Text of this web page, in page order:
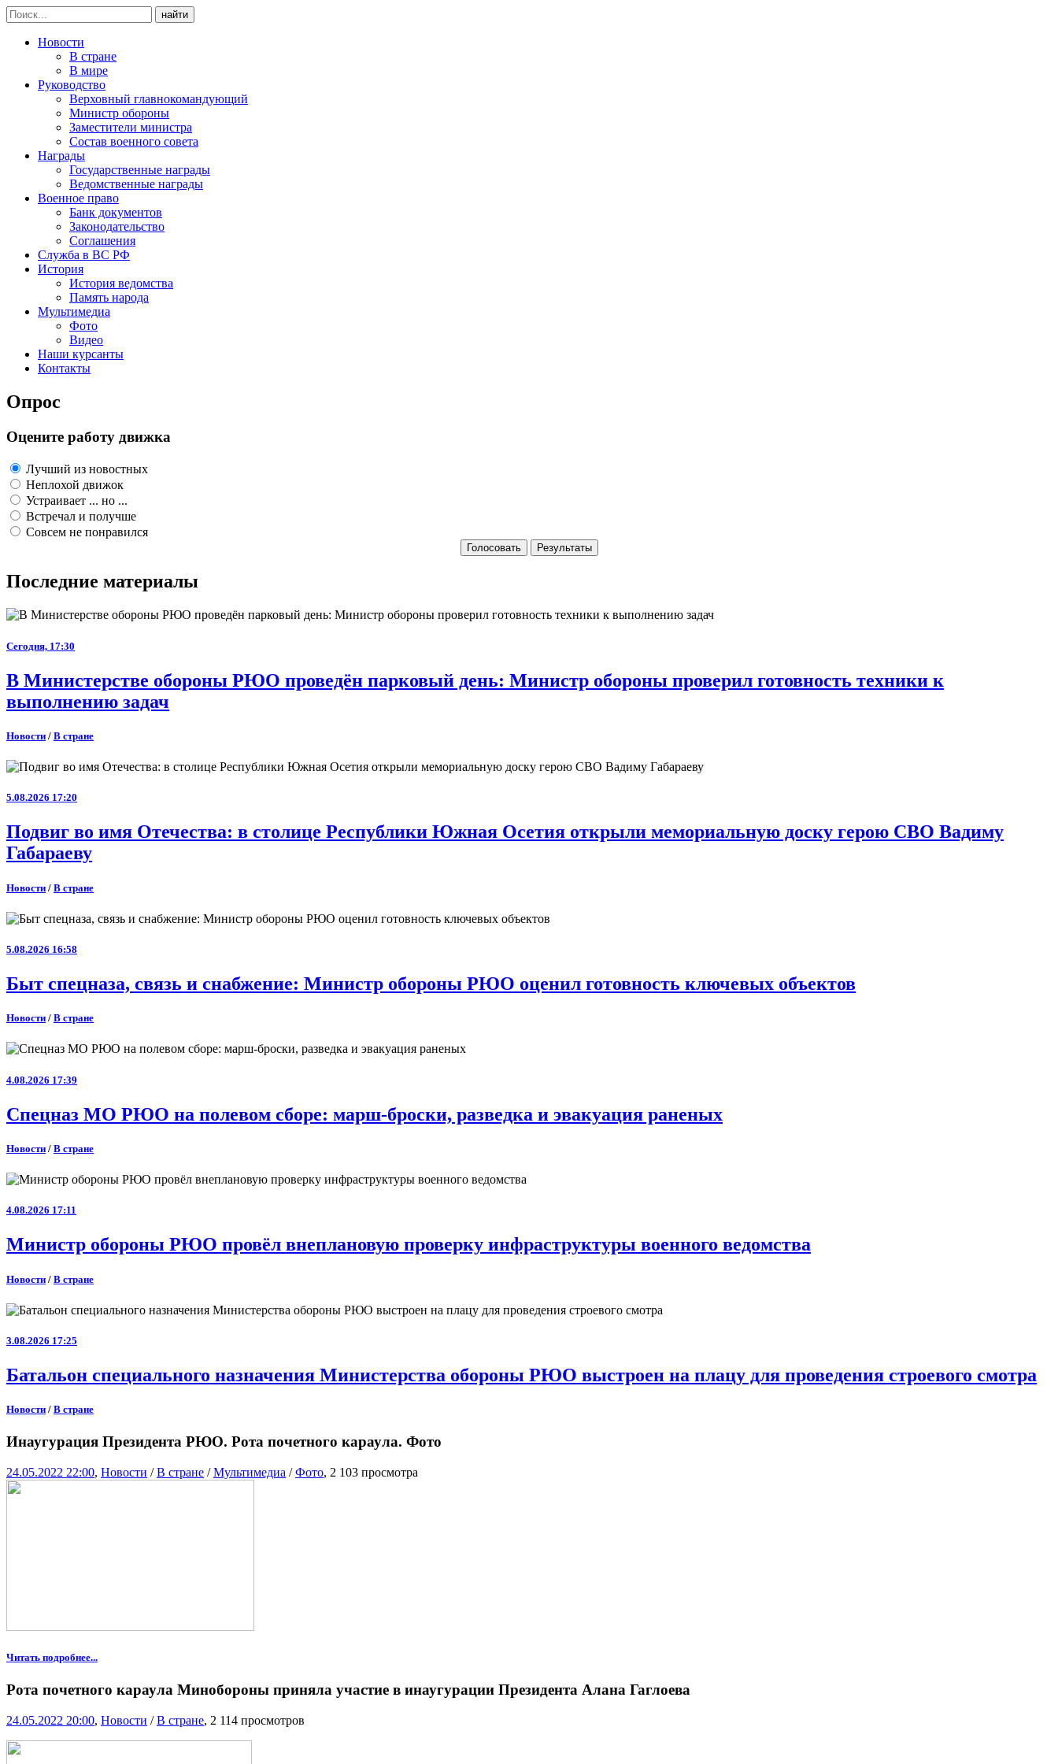
найти
Новости
В стране
В мире
Руководство
Верховный главнокомандующий
Министр обороны
Заместители министра
Состав военного совета
Награды
Государственные награды
Ведомственные награды
Военное право
Банк документов
Законодательство
Соглашения
Служба в ВС РФ
История
История ведомства
Память народа
Мультимедиа
Фото
Видео
Наши курсанты
Контакты
Опрос
Оцените работу движка
Лучший из новостных
Неплохой движок
Устраивает ... но ...
Встречал и получше
Совсем не понравился
Голосовать Результаты
Последние материалы
Сегодня, 17:30
В Министерстве обороны РЮО проведён парковый день: Министр обороны проверил готовность техники к
выполнению задач
Новости / В стране
5.08.2026 17:20
Подвиг во имя Отечества: в столице Республики Южная Осетия открыли мемориальную доску герою СВО Вадиму
Габараеву
Новости / В стране
5.08.2026 16:58
Быт спецназа, связь и снабжение: Министр обороны РЮО оценил готовность ключевых объектов
Новости / В стране
4.08.2026 17:39
Спецназ МО РЮО на полевом сборе: марш‑броски, разведка и эвакуация раненых
Новости / В стране
4.08.2026 17:11
Министр обороны РЮО провёл внеплановую проверку инфраструктуры военного ведомства
Новости / В стране
3.08.2026 17:25
Батальон специального назначения Министерства обороны РЮО выстроен на плацу для проведения строевого смотра
Новости / В стране
Инаугурация Президента РЮО. Рота почетного караула. Фото
24.05.2022 22:00, Новости /В стране /Мультимедиа /Фото, 2 103 просмотра
Читать подробнее...
Рота почетного караула Минобороны приняла участие в инаугурации Президента Алана Гаглоева
24.05.2022 20:00, Новости /В стране, 2 114 просмотров